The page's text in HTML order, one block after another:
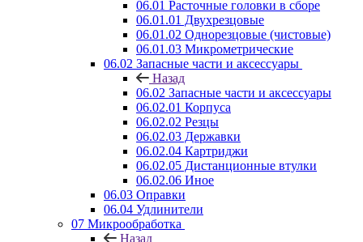
06.01 Расточные головки в сборе
06.01.01 Двухрезцовые
06.01.02 Однорезцовые (чистовые)
06.01.03 Микрометрические
06.02 Запасные части и аксессуары
Назад
06.02 Запасные части и аксессуары
06.02.01 Корпуса
06.02.02 Резцы
06.02.03 Державки
06.02.04 Картриджи
06.02.05 Дистанционные втулки
06.02.06 Иное
06.03 Оправки
06.04 Удлинители
07 Микрообработка
Назад